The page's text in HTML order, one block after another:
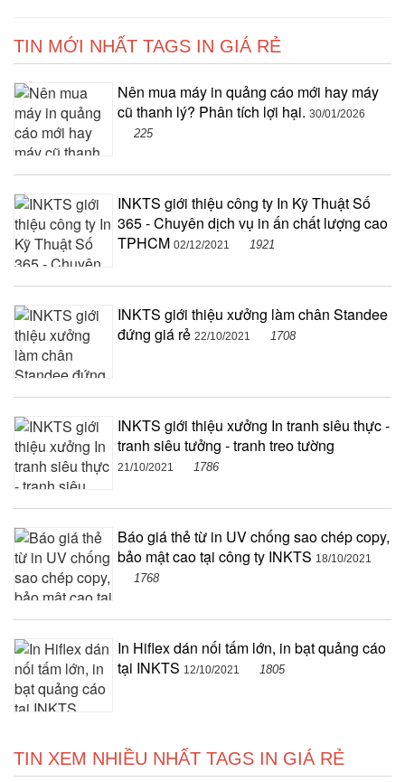
TIN MỚI NHẤT TAGS IN GIÁ RẺ
Nên mua máy in quảng cáo mới hay máy
cũ thanh lý? Phân tích lợi hại. 30/01/2026
225
INKTS giới thiệu công ty In Kỹ Thuật Số
365 - Chuyên dịch vụ in ấn chất lượng cao
TPHCM 02/12/2021 1921
INKTS giới thiệu xưởng làm chân Standee
đứng giá rẻ 22/10/2021 1708
INKTS giới thiệu xưởng In tranh siêu thực -
tranh siêu tưởng - tranh treo tường
21/10/2021 1786
Báo giá thẻ từ in UV chống sao chép copy,
bảo mật cao tại công ty INKTS 18/10/2021
1768
In Hiflex dán nối tấm lớn, in bạt quảng cáo
tại INKTS 12/10/2021 1805
TIN XEM NHIỀU NHẤT TAGS IN GIÁ RẺ